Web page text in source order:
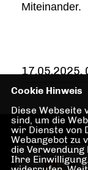
Miteinander.
17.05.2025,
Cookie Hinweis
Diese Webseite
sind, um die
wir Dienste von
Webangebot zu
die
Ihre